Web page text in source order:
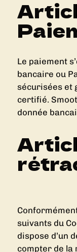
Le paiement
bancaire ou
sécurisées et
certifié.
donnée
suivants du
dispose d’un
compter de la